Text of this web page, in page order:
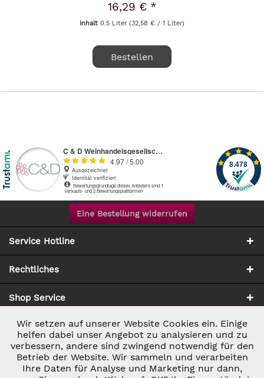
16,29 € *
Inhalt0.5 Liter(32,58 € / 1 Liter)
Bestellen
Eine Bestellung widerrufen
Service Hotline
Rechtliches
Shop Service
Zahlung & Versand
Notwendig Aktiv
Marketing Inaktiv
Wir setzen auf unserer Website Cookies ein. Einige
helfen dabei unser Angebot zu analysieren und zu
verbessern, andere sind zwingend notwendig für den
Betrieb der Website. Wir sammeln und verarbeiten
Ihre Daten für Analyse und Marketing nur dann,